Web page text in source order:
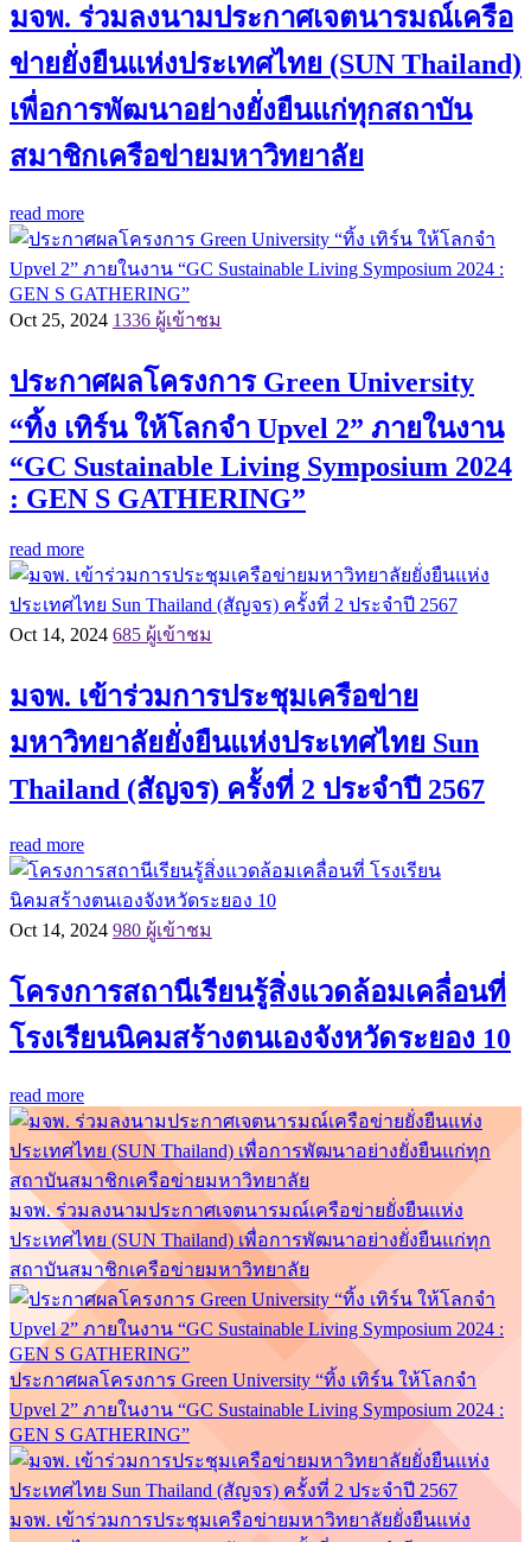
มจพ. ร่วมลงนามประกาศเจตนารมณ์เครือ
ข่ายยั่งยืนแห่งประเทศไทย (SUN Thailand)
เพื่อการพัฒนาอย่างยั่งยืนแก่ทุกสถาบัน
สมาชิกเครือข่ายมหาวิทยาลัย
read more
Oct 25, 2024 1336 ผู้เข้าชม
ประกาศผลโครงการ Green University
“ทิ้ง เทิร์น ให้โลกจำ Upvel 2” ภายในงาน
“GC Sustainable Living Symposium 2024
: GEN S GATHERING”
read more
Oct 14, 2024 685 ผู้เข้าชม
มจพ. เข้าร่วมการประชุมเครือข่าย
มหาวิทยาลัยยั่งยืนแห่งประเทศไทย Sun
Thailand (สัญจร) ครั้งที่ 2 ประจำปี 2567
read more
Oct 14, 2024 980 ผู้เข้าชม
โครงการสถานีเรียนรู้สิ่งแวดล้อมเคลื่อนที่
โรงเรียนนิคมสร้างตนเองจังหวัดระยอง 10
read more
มจพ. ร่วมลงนามประกาศเจตนารมณ์เครือข่ายยั่งยืนแห่ง
ประเทศไทย (SUN Thailand) เพื่อการพัฒนาอย่างยั่งยืนแก่ทุก
สถาบันสมาชิกเครือข่ายมหาวิทยาลัย
ประกาศผลโครงการ Green University “ทิ้ง เทิร์น ให้โลกจำ
Upvel 2” ภายในงาน “GC Sustainable Living Symposium 2024 :
GEN S GATHERING”
มจพ. เข้าร่วมการประชุมเครือข่ายมหาวิทยาลัยยั่งยืนแห่ง